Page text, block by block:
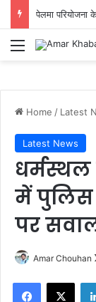
Menu
Home / Latest
Latest News
में पुलिस
पर
Amar Chouhan
Facebook
X